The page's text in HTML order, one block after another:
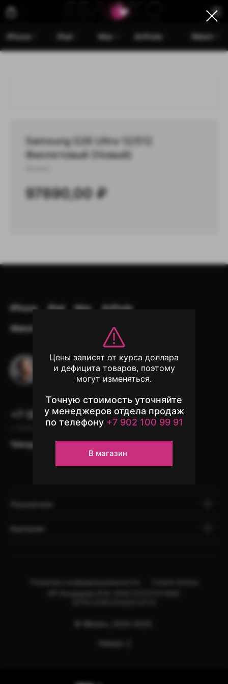
iPhone iPad Mac AirPods Watch
Samsung S26 Ultra 12/512
Фиолетовый (Новый)
97890,00 ₽
iPhone iPad Mac
AirPods
Watch
Другая техника
с 10:00 до 22:00, без выходных
+7 (902) 100-99-91
Telergam
Остались вопросы?
Напишите в чат поддержки
Цены зависят от курса доллара
и дефицита товаров, поэтому
могут изменяться.
Точную стоимость уточняйте
у менеджеров отдела продаж
по телефону +7 902 100 99 91
В магазин